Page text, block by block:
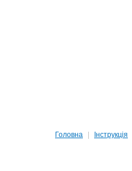
Головна Інструкція